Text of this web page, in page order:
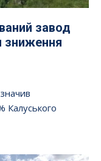
завод
зниження
Калуського